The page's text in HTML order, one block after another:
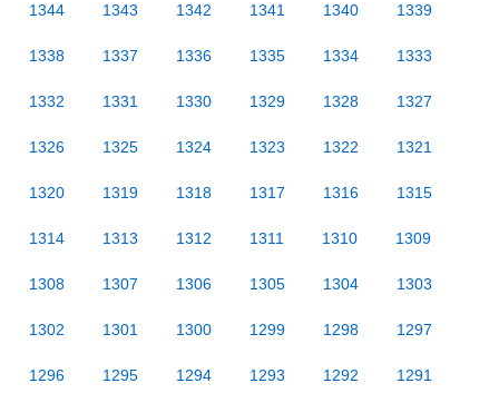
1344 1343 1342 1341 1340 1339
1338 1337 1336 1335 1334 1333
1332 1331 1330 1329 1328 1327
1326 1325 1324 1323 1322 1321
1320 1319 1318 1317 1316 1315
1314 1313 1312 1311 1310 1309
1308 1307 1306 1305 1304 1303
1302 1301 1300 1299 1298 1297
1296 1295 1294 1293 1292 1291